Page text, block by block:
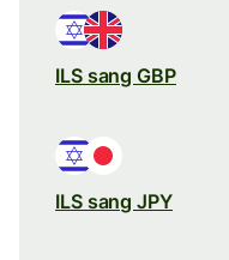
ILS sang GBP
ILS sang JPY